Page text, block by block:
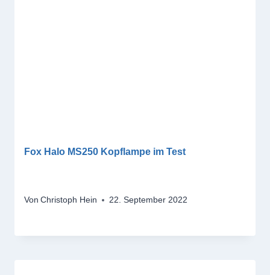
Fox Halo MS250 Kopflampe im Test
Von Christoph Hein 22. September 2022